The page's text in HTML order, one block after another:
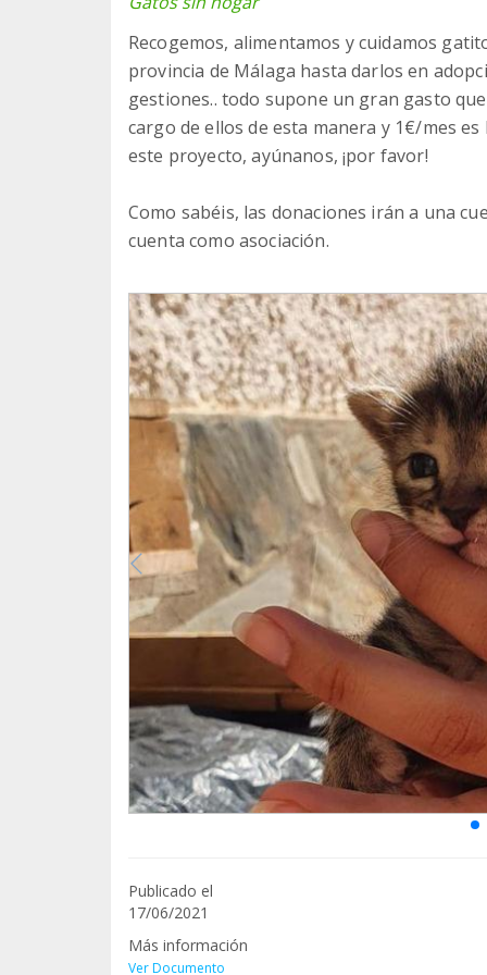
Recogemos, alimentamos y cuidamos
provincia de Málaga hasta darlos en
gestiones.. todo supone un gran gasto
cargo de ellos de esta manera y 1€/mes
este proyecto, ayúnanos, ¡por favor!
Como sabéis, las donaciones irán a una
cuenta como asociación.
Publicado el
17/06/2021
Más información
Ver Documento